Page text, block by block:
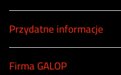
Przydatne informacje
Firma GALOP